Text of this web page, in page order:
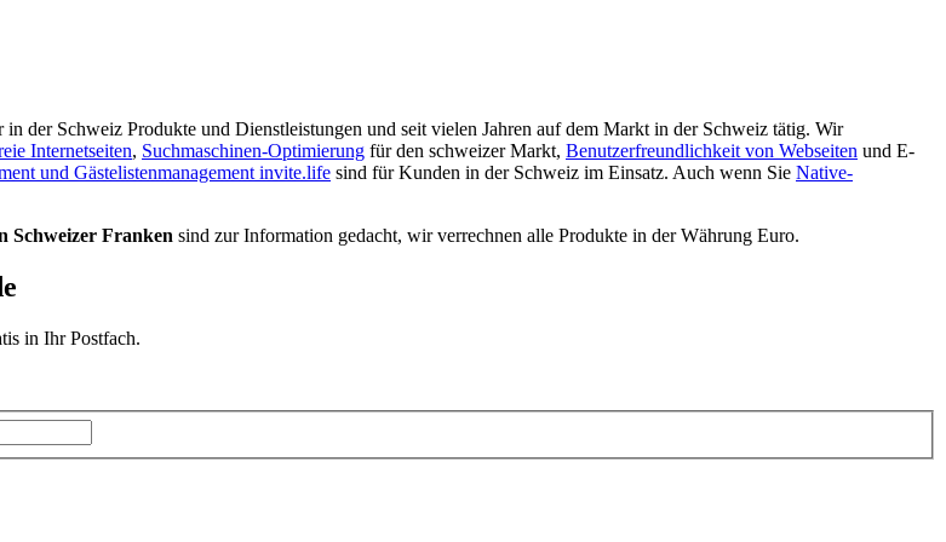
der Schweiz Produkte und Dienstleistungen und seit vielen Jahren auf dem Markt in der Schweiz tätig. Wir
Internetseiten, Suchmaschinen-Optimierung für den schweizer Markt, Benutzerfreundlichkeit von Webseiten und E-
und Gästelistenmanagement invite.life sind für Kunden in der Schweiz im Einsatz. Auch wenn Sie Native-
Schweizer Franken sind zur Information gedacht, wir verrechnen alle Produkte in der Währung Euro.
in Ihr Postfach.